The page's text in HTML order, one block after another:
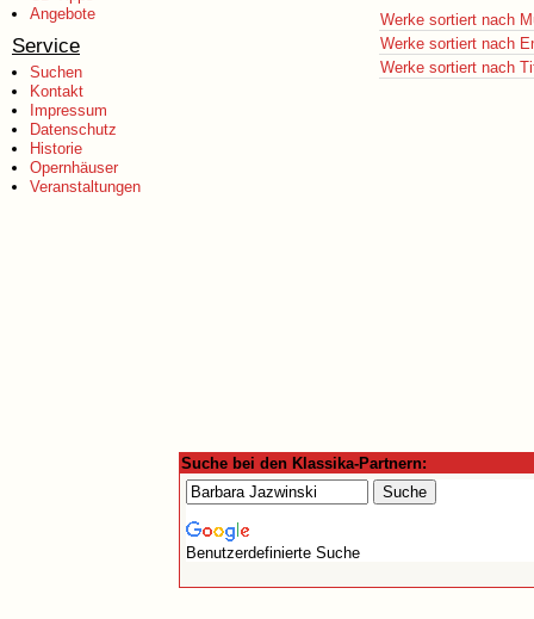
Angebote
Service
Suchen
Kontakt
Impressum
Datenschutz
Historie
Opernhäuser
Veranstaltungen
Werke sortiert nach
Werke sortiert nach
Werke sortiert nach
Suche bei den Klassika-Partnern:
Benutzerdefinierte Suche